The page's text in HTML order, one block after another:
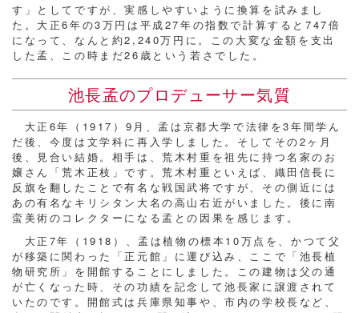
す」としてですが、実感しやすいように換算を試みまし
た。大正6年の3万円は平成27年の指数で計算すると747倍
になって、なんと約2,240万円に。この大変な金額を支出
した孟、この時まだ26歳という若さでした。
池長孟のプロデューサー気質
大正6年（1917）9月、孟は京都大学で法律を3年間学ん
だ後、今度は文学科に再入学しました。そしてその2ヶ月
後、見合い結婚。相手は、荒木村重を祖先に持つ名家のお
嬢さん「荒木正枝」です。荒木村重といえば、織田信長に
反旗を翻したことで有名な戦国武将ですが、その側近には
あの有名なキリシタン大名の高山右近がいました。後に南
蛮美術のコレクターになる孟との因果を感じます。
大正7年（1918）、孟は植物の標本10万点を、かつて父
が移築に関わった「正元館」に運び込み、ここで「池長植
物研究所」を開館することにしました。この建物は父の通
が亡くなった時、その功績を記念して池長家に譲渡されて
いたのです。開館式は兵庫県知事や、市内の学校長など、